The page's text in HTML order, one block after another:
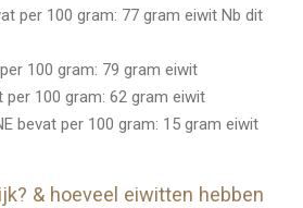
per 100 gram: 77 gram eiwit Nb dit
100 gram: 79 gram eiwit
per 100 gram: 62 gram eiwit
bevat per 100 gram: 15 gram eiwit
& hoeveel eiwitten hebben